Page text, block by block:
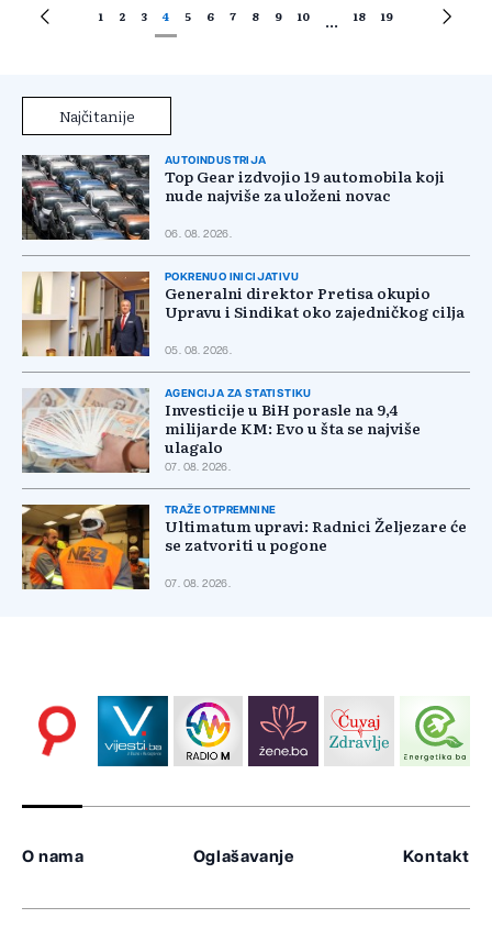
1 2 3 4 5 6 7 8 9 10 ... 18 19
Najčitanije
AUTOINDUSTRIJA
Top Gear izdvojio 19 automobila koji
nude najviše za uloženi novac
06. 08. 2026.
POKRENUO INICIJATIVU
Generalni direktor Pretisa okupio
Upravu i Sindikat oko zajedničkog cilja
05. 08. 2026.
AGENCIJA ZA STATISTIKU
Investicije u BiH porasle na 9,4
milijarde KM: Evo u šta se najviše
ulagalo
07. 08. 2026.
TRAŽE OTPREMNINE
Ultimatum upravi: Radnici Željezare će
se zatvoriti u pogone
07. 08. 2026.
O nama Oglašavanje Kontakt